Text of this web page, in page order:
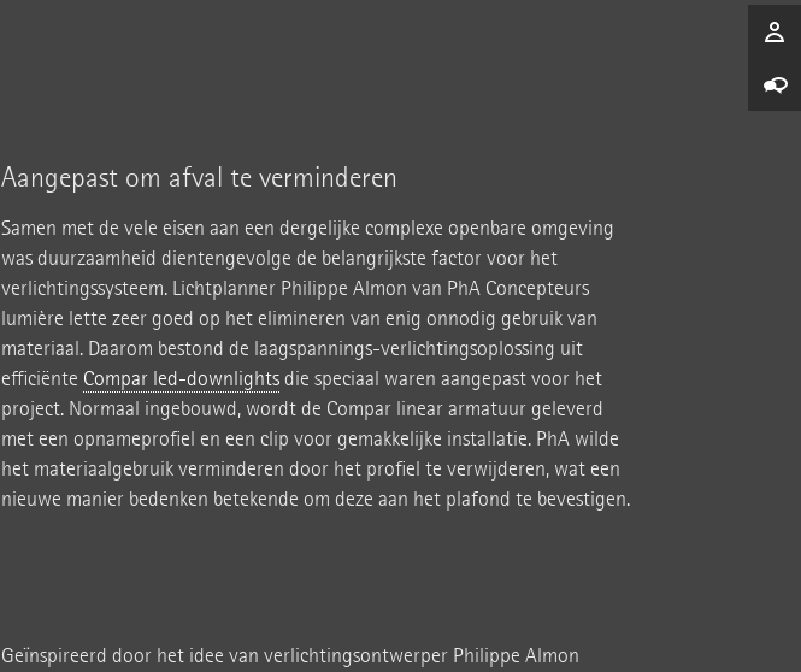
Aangepast om afval te verminderen
Samen met de vele eisen aan een dergelijke complexe openbare omgeving
was duurzaamheid dientengevolge de belangrijkste factor voor het
verlichtingssysteem. Lichtplanner Philippe Almon van PhA Concepteurs
lumière lette zeer goed op het elimineren van enig onnodig gebruik van
materiaal. Daarom bestond de laagspannings-verlichtingsoplossing uit
efficiënte Compar led-downlightsdie speciaal waren aangepast voor het
project. Normaal ingebouwd, wordt de Compar linear armatuur geleverd
met een opnameprofiel en een clip voor gemakkelijke installatie. PhA wilde
het materiaalgebruik verminderen door het profiel te verwijderen, wat een
nieuwe manier bedenken betekende om deze aan het plafond te bevestigen.
Geïnspireerd door het idee van verlichtingsontwerper Philippe Almon